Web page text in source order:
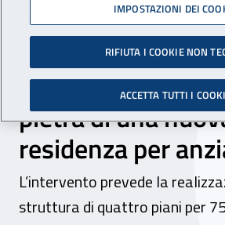
Iniziative
di elevata utilità
Parma posata la
pietra di una
residenza per
L’intervento prevede la
struttura di quattro piani per
IMPOSTAZIONI DEI
RIFIUTA I COOKIE NON
ACCETTA TUTTI I